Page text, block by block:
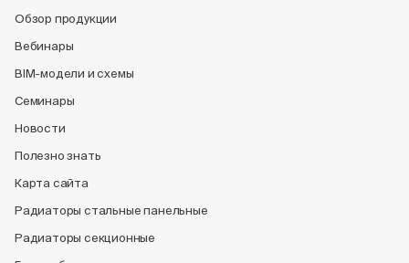
Обзор продукции
Вебинары
BIM-модели и схемы
Семинары
Новости
Полезно знать
Карта сайта
Радиаторы стальные панельные
Радиаторы секционные